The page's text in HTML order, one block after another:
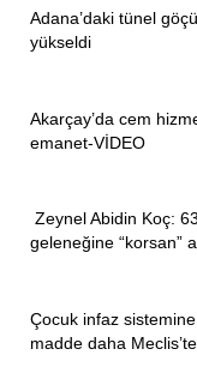
seçilmesine kadar
belirterek şöyle
“Çocukluğumuz,
Tütünün tohum
toplanmasına
hayatımızı
kazancımızdan da
karşılığını
üreticinin elindekini
Adana’daki tünel
yükseldi
Akarçay’da cem
emanet-VİDEO
Zeynel Abidin Koç:
geleneğine “korsan”
Çocuk infaz
madde daha